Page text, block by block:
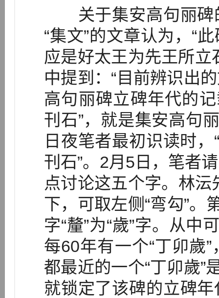
关于集安高句丽碑
“集文”的文章认为，“
应是好太王为先王所立
中提到：“目前辨识出
高句丽碑立碑年代的
刊石”，就是集安高句
日夜笔者最初识读时，
刊石”。2月5日，笔者
点讨论这五个字。林沄
下，可取左侧“弯勾”。
字“釐”为“歲”字。从中
每60年有一个“丁卯歲
都最近的一个“丁卯歲”
就锁定了该碑的立碑